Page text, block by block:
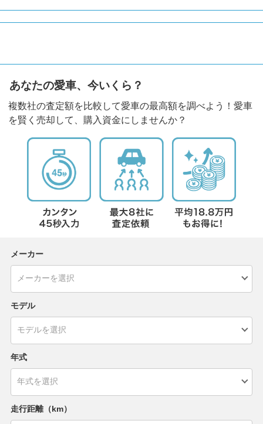
あなたの愛車、今いくら？
複数社の査定額を比較して愛車の最高額を調べよう！愛車
を賢く売却して、購入資金にしませんか？
メーカー
モデル
年式
走行距離（km）